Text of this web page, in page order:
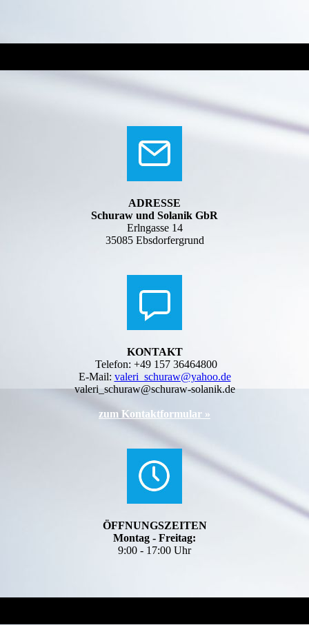
ADRESSE
Schuraw und Solanik GbR
Erlngasse 14
35085 Ebsdorfergrund
KONTAKT
Telefon: +49 157 36464800
E-Mail: valeri_schuraw@yahoo.de
valeri_schuraw@schuraw-solanik.de
zum Kontaktformular »
ÖFFNUNGSZEITEN
Montag - Freitag:
9:00 - 17:00 Uhr